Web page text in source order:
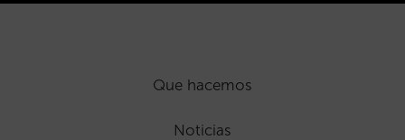
Que hacemos
Noticias